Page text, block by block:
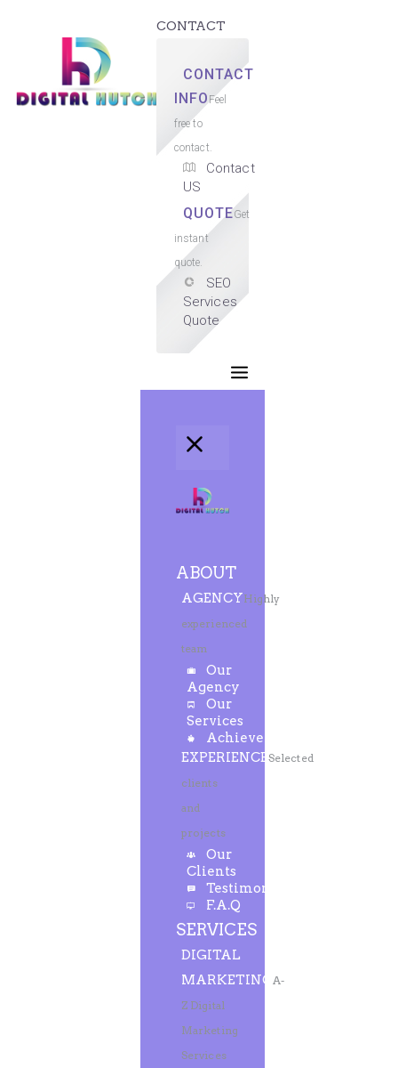
CONTACT
CONTACT
INFOFeel
free to
contact.
Contact
US
QUOTEGet
instant
quote.
SEO
Services
Quote
ABOUT
AGENCYHighly
experienced
team
Our
Agency
Our
Services
Achievements
EXPERIENCE Selected
clients
and
projects
Our
Clients
Testimonials
F.A.Q
SERVICES
DIGITAL
MARKETING A-
Z Digital
Marketing
Services